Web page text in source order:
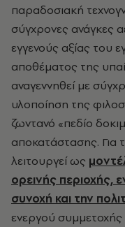
παραδοσιακή
σύγχρονες ανάγκες
εγγενούς αξίας του
αποθέματος της
αναγεννηθεί με
υλοποίηση της
ζωντανό «πεδίο
αποκατάστασης. Για
λειτουργεί ως
ορεινής περιοχής,
συνοχή και την
ενεργού συμμετοχής